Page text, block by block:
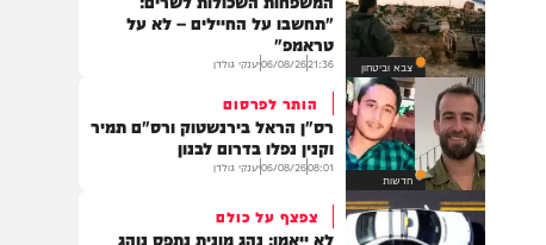
צבא וביטחון
מול ישיבת הקבינט
המשפחות השכולות לשרים:
טראמפ"
21:36
06/08/26 יענקי גולדן
חדשות
הותר לפרסום
רס"ן הראל בירנשטוק ורס"ם תמיר
וקנין נפלו בדרום לבנון
08:01
06/08/26 יענקי גולדן